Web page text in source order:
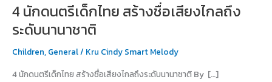
4 นักดนตรีเด็กไทย สร้างชื่อเสียงไกลถึง
ระดับนานาชาติ
Children, General/ Kru Cindy Smart Melody
4 นักดนตรีเด็กไทย สร้างชื่อเสียงไกลถึงระดับนานาชาติ By […]
ดนตรี
ไทย
สร้าง
เสียง